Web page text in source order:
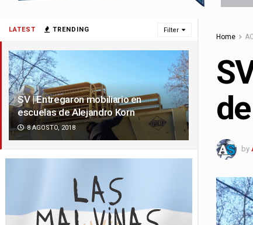
LATEST TRENDING Filter
SV | Entregaron mobiliario en
escuelas de Alejandro Korn
8 AGOSTO, 2018
Home
by